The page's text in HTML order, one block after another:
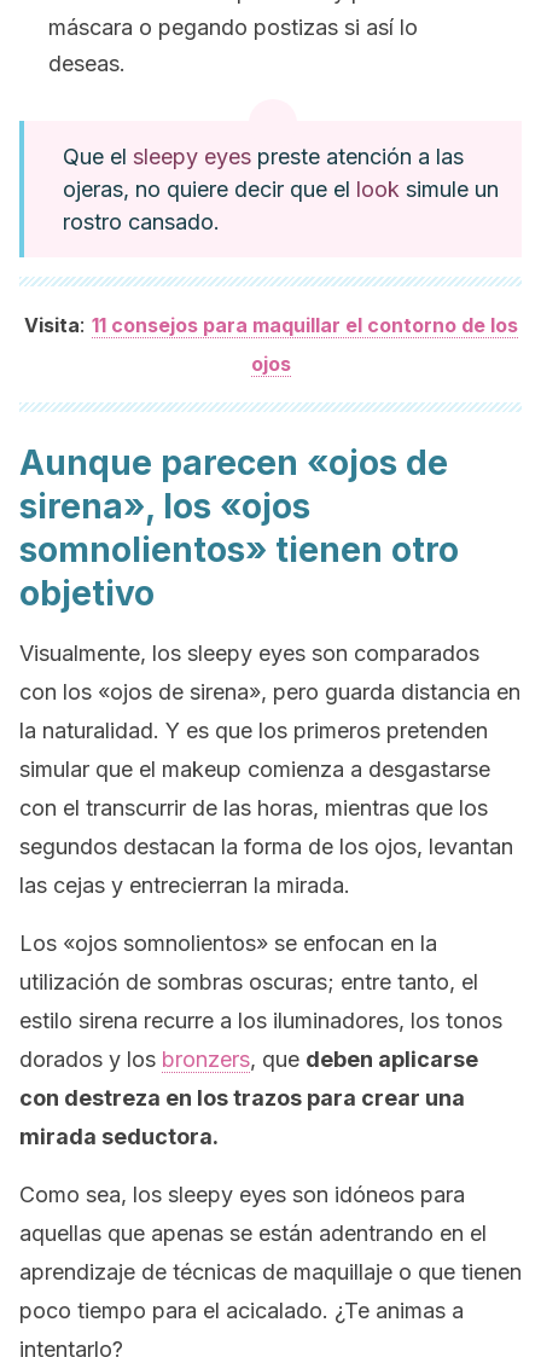
máscara o pegando postizas si así lo
deseas.
Que el sleepy eyes preste atención a las
ojeras, no quiere decir que el look simule un
rostro cansado.
Visita: 11 consejos para maquillar el contorno de los
ojos
Aunque parecen «ojos de
sirena», los «ojos
somnolientos» tienen otro
objetivo
Visualmente, los sleepy eyes son comparados
con los «ojos de sirena», pero guarda distancia en
la naturalidad. Y es que los primeros pretenden
simular que el makeup comienza a desgastarse
con el transcurrir de las horas, mientras que los
segundos destacan la forma de los ojos, levantan
las cejas y entrecierran la mirada.
Los «ojos somnolientos» se enfocan en la
utilización de sombras oscuras; entre tanto, el
estilo sirena recurre a los iluminadores, los tonos
dorados y los bronzers, que deben aplicarse
con destreza en los trazos para crear una
mirada seductora.
Como sea, los sleepy eyes son idóneos para
aquellas que apenas se están adentrando en el
aprendizaje de técnicas de maquillaje o que tienen
poco tiempo para el acicalado. ¿Te animas a
intentarlo?